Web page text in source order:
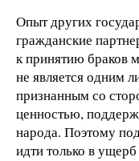
Опыт других
гражданские
к принятию браков
не является одним
признанным со
ценностью,
народа. Поэтому
идти только в